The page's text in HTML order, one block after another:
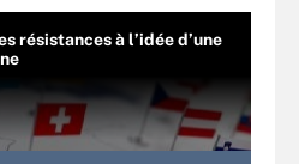
résistances à l’idée d’une